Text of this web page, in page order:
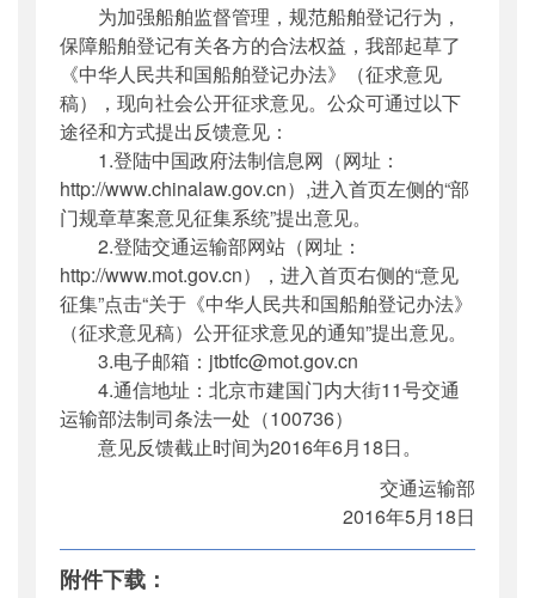
为加强船舶监督管理，规范船舶登记行为，
保障船舶登记有关各方的合法权益，我部起草了
《中华人民共和国船舶登记办法》（征求意见
稿），现向社会公开征求意见。公众可通过以下
途径和方式提出反馈意见：
1.登陆中国政府法制信息网（网址：
http://www.chinalaw.gov.cn）,进入首页左侧的“部
门规章草案意见征集系统”提出意见。
2.登陆交通运输部网站（网址：
http://www.mot.gov.cn），进入首页右侧的“意见
征集”点击“关于《中华人民共和国船舶登记办法》
（征求意见稿）公开征求意见的通知”提出意见。
3.电子邮箱：jtbtfc@mot.gov.cn
4.通信地址：北京市建国门内大街11号交通
运输部法制司条法一处（100736）
意见反馈截止时间为2016年6月18日。
交通运输部
2016年5月18日
附件下载：